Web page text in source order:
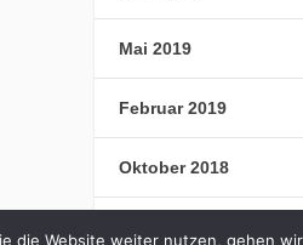
Mai 2019
Februar 2019
Oktober 2018
die Website weiter nutzen, gehen